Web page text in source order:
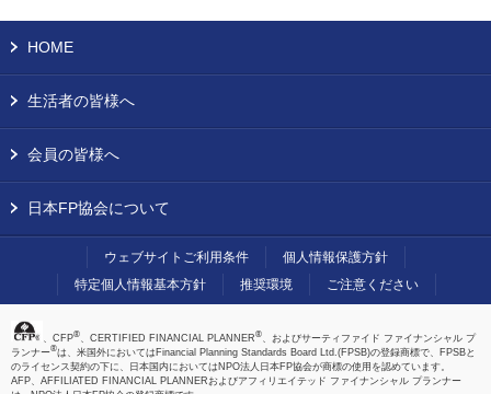
HOME
生活者の皆様へ
会員の皆様へ
日本FP協会について
ウェブサイトご利用条件
個人情報保護方針
特定個人情報基本方針
推奨環境 ご注意ください
、CFP® 、CERTIFIED FINANCIAL PLANNER® 、およびサーティファイド ファイナンシャル プ
ランナー®は、米国外においてはFinancial Planning Standards Board Ltd.(FPSB)の登録商標で、FPSBと
のライセンス契約の下に、日本国内においてはNPO法人日本FP協会が商標の使用を認めています。
AFP、AFFILIATED FINANCIAL PLANNERおよびアフィリエイテッド ファイナンシャル プランナー